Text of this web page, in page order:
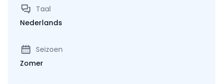
Taal
Nederlands
Seizoen
Zomer